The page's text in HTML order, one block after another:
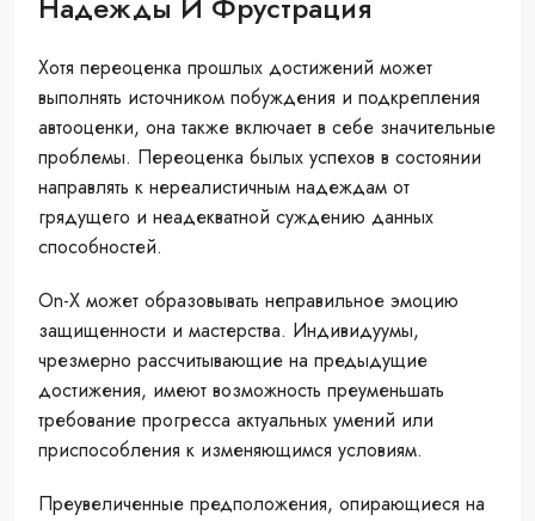
Хотя переоценка прошлых достижений может
выполнять источником побуждения и подкрепления
автооценки, она также включает в себе значительные
проблемы. Переоценка былых успехов в состоянии
направлять к нереалистичным надеждам от
грядущего и неадекватной суждению данных
способностей.
On-X может образовывать неправильное эмоцию
защищенности и мастерства. Индивидуумы,
чрезмерно рассчитывающие на предыдущие
достижения, имеют возможность преуменьшать
требование прогресса актуальных умений или
приспособления к изменяющимся условиям.
Преувеличенные предположения, опирающиеся на